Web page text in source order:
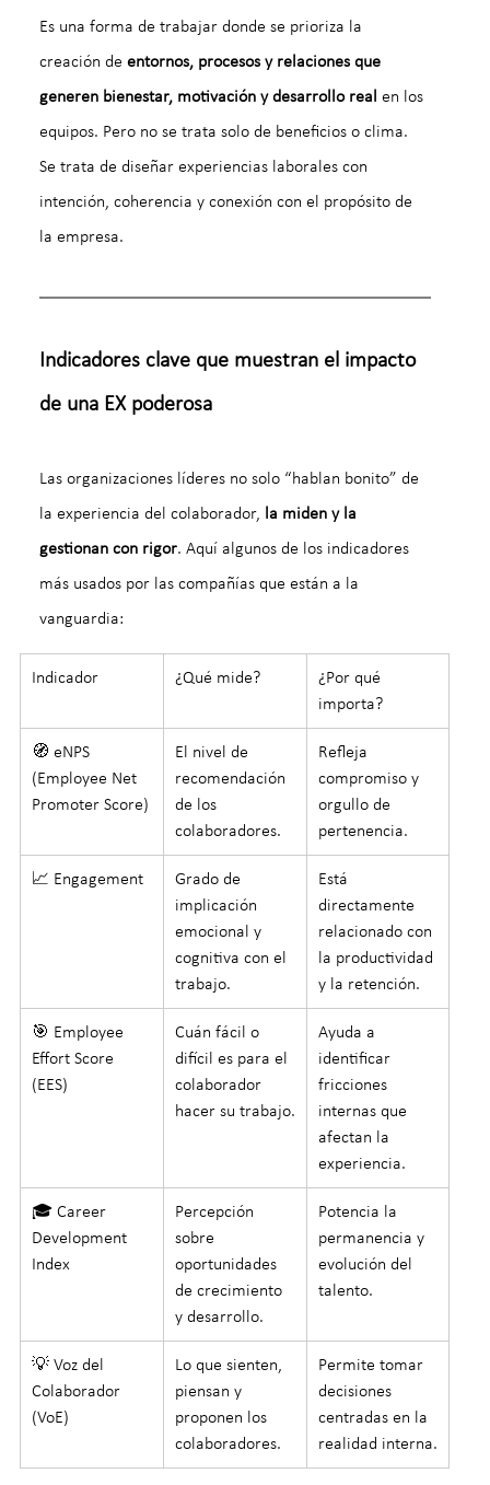
Es una forma de trabajar donde se prioriza la
creación de entornos, procesos y relaciones que
generen bienestar, motivación y desarrollo real en los
equipos. Pero no se trata solo de beneficios o clima.
Se trata de diseñar experiencias laborales con
intención, coherencia y conexión con el propósito de
la empresa.
Indicadores clave que muestran el impacto
de una EX poderosa
Las organizaciones líderes no solo “hablan bonito” de
la experiencia del colaborador, la miden y la
gestionan con rigor. Aquí algunos de los indicadores
más usados por las compañías que están a la
vanguardia:
Indicador ¿Qué mide?
¿Por qué
importa?
🧭 eNPS
(Employee Net
Promoter Score)
El nivel de
recomendación
de los
colaboradores.
Refleja
compromiso y
orgullo de
pertenencia.
📈 Engagement
Grado de
implicación
emocional y
cognitiva con el
trabajo.
Está
directamente
relacionado con
la productividad
y la retención.
🎯 Employee
Effort Score
(EES)
Cuán fácil o
difícil es para el
colaborador
hacer su trabajo.
Ayuda a
identificar
fricciones
internas que
afectan la
experiencia.
🎓 Career
Development
Index
Percepción
sobre
oportunidades
de crecimiento
y desarrollo.
Potencia la
permanencia y
evolución del
talento.
💡 Voz del
Colaborador
(VoE)
Lo que sienten,
piensan y
proponen los
colaboradores.
Permite tomar
decisiones
centradas en la
realidad interna.